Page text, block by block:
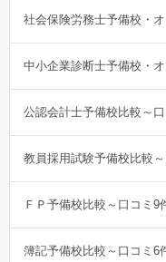
社会保険労務士予備校・
中小企業診断士予備校・
公認会計士予備校比較～
教員採用試験予備校比較
ＦＰ予備校比較～口コミ9
簿記予備校比較～口コミ6